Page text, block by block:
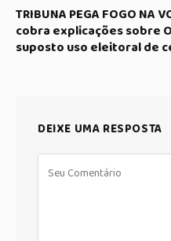
TRIBUNA PEGA FOGO NA
cobra explicações sobre
suposto uso eleitoral de
DEIXE UMA RESPOSTA